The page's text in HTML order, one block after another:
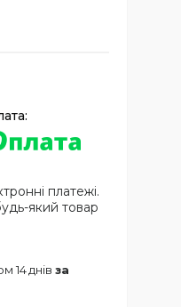
платежі.
який товар
14 днів за